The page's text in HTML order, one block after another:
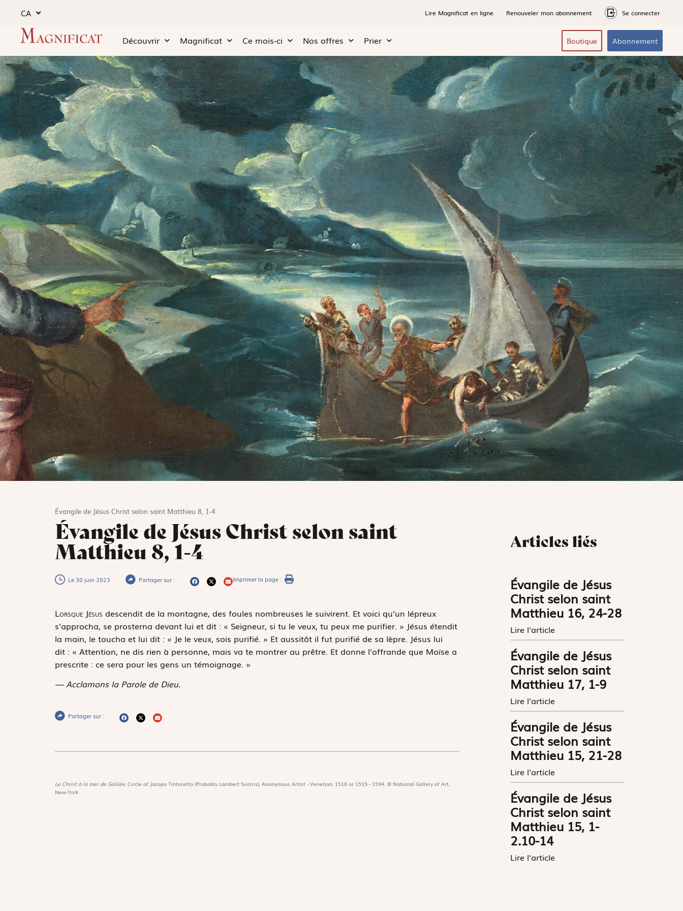
CA Lire Magnificat en ligne Renouveler mon abonnement Se connecter
Découvrir Magnificat Ce mois-ci Nos offres Prier Boutique Abonnement
Évangile de Jésus Christ selon saint Matthieu 8, 1-4
Évangile de Jésus Christ selon saint
Matthieu 8, 1-4
Le 30 juin 2023 Partager sur : Imprimer la page :
Lorsque Jésus descendit de la montagne, des foules nombreuses le suivirent. Et voici qu’un lépreux
s’approcha, se prosterna devant lui et dit : « Seigneur, si tu le veux, tu peux me purifier. » Jésus étendit
la main, le toucha et lui dit : « Je le veux, sois purifié. » Et aussitôt il fut purifié de sa lèpre. Jésus lui
dit : « Attention, ne dis rien à personne, mais va te montrer au prêtre. Et donne l’offrande que Moïse a
prescrite : ce sera pour les gens un témoignage. »
— Acclamons la Parole de Dieu.
Partager sur :
Le Christ à la mer de Galilée, Circle of Jacopo Tintoretto (Probably Lambert Sustris), Anonymous Artist - Venetian, 1518 or 1519 - 1594. © National Gallery of Art,
New-York
Articles liés
Évangile de Jésus
Christ selon saint
Matthieu 16, 24-28
Lire l'article
Évangile de Jésus
Christ selon saint
Matthieu 17, 1-9
Lire l'article
Évangile de Jésus
Christ selon saint
Matthieu 15, 21-28
Lire l'article
Évangile de Jésus
Christ selon saint
Matthieu 15, 1-
2.10-14
Lire l'article